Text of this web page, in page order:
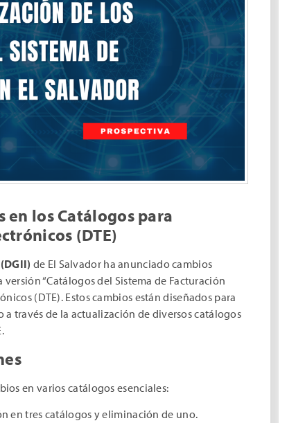
los Catálogos para
(DTE)
de El Salvador ha anunciado cambios
“Catálogos del Sistema de Facturación
(DTE). Estos cambios están diseñados para
través de la actualización de diversos catálogos
en varios catálogos esenciales:
en tres catálogos y eliminación de uno.